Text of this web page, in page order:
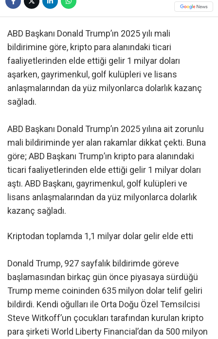
ABD Başkanı Donald Trump’ın 2025 yılı mali
bildirimine göre, kripto para alanındaki ticari
faaliyetlerinden elde ettiği gelir 1 milyar doları
aşarken, gayrimenkul, golf kulüpleri ve lisans
anlaşmalarından da yüz milyonlarca dolarlık kazanç
sağladı.
ABD Başkanı Donald Trump’ın 2025 yılına ait zorunlu
mali bildiriminde yer alan rakamlar dikkat çekti. Buna
göre; ABD Başkanı Trump’ın kripto para alanındaki
ticari faaliyetlerinden elde ettiği gelir 1 milyar doları
aştı. ABD Başkanı, gayrimenkul, golf kulüpleri ve
lisans anlaşmalarından da yüz milyonlarca dolarlık
kazanç sağladı.
Kriptodan toplamda 1,1 milyar dolar gelir elde etti
Donald Trump, 927 sayfalık bildirimde göreve
başlamasından birkaç gün önce piyasaya sürdüğü
Trump meme coininden 635 milyon dolar telif geliri
bildirdi. Kendi oğulları ile Orta Doğu Özel Temsilcisi
Steve Witkoff’un çocukları tarafından kurulan kripto
para şirketi World Liberty Financial’dan da 500 milyon